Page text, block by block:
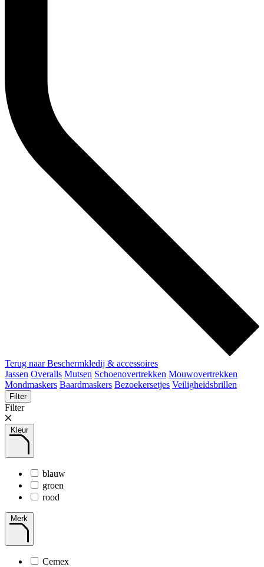
Terug naar Beschermkledij & accessoires
Jassen Overalls Mutsen Schoenovertrekken Mouwovertrekken
Mondmaskers Baardmaskers Bezoekersetjes Veiligheidsbrillen
Filter
Filter
Kleur
blauw
groen
rood
Merk
Cemex